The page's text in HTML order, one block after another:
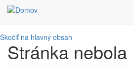
Skočiť na hlavný obsah
Stránka